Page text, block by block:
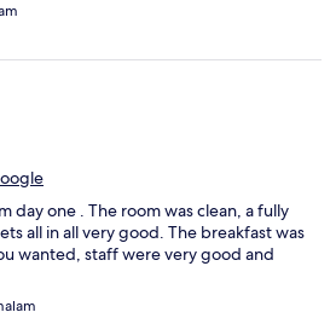
day one . The room was clean, a fully
all in all very good. The breakfast was
wanted, staff were very good and